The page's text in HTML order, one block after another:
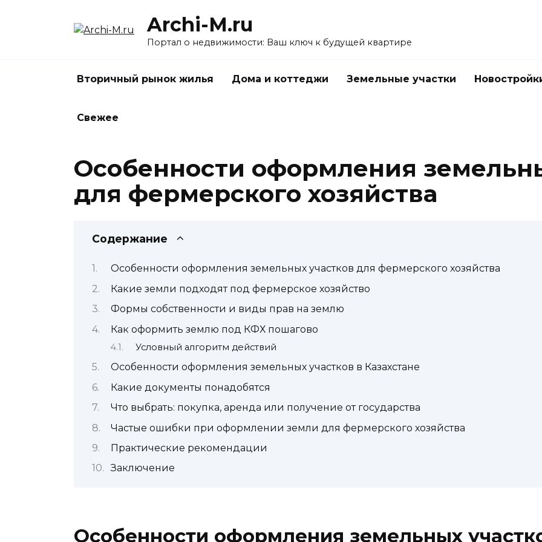
Archi-M.ru
Портал о недвижимости: Ваш ключ к будущей квартире
Вторичный рынок жилья Дома и коттеджи Земельные участки
Свежее
Особенности оформления
для фермерского хозяйства
Содержание
Особенности оформления земельных участков для фермерского хозяйства
Какие земли подходят под фермерское хозяйство
Формы собственности и виды прав на землю
Как оформить землю под КФХ пошагово
Условный алгоритм действий
Особенности оформления земельных участков в Казахстане
Какие документы понадобятся
Что выбрать: покупка, аренда или получение от государства
Частые ошибки при оформлении земли для фермерского хозяйства
Практические рекомендации
Заключение
Особенности оформления земельных